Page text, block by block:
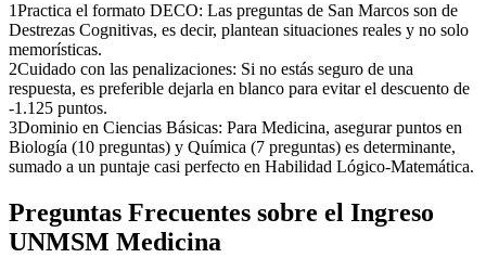
1Practica el formato DECO: Las preguntas de San Marcos son de
Destrezas Cognitivas, es decir, plantean situaciones reales y no solo
memorísticas.
2Cuidado con las penalizaciones: Si no estás seguro de una
respuesta, es preferible dejarla en blanco para evitar el descuento de
-1.125 puntos.
3Dominio en Ciencias Básicas: Para Medicina, asegurar puntos en
Biología (10 preguntas) y Química (7 preguntas) es determinante,
sumado a un puntaje casi perfecto en Habilidad Lógico-Matemática.
Preguntas Frecuentes sobre el Ingreso
UNMSM Medicina